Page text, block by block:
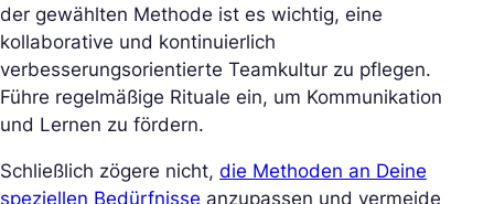
der gewählten Methode ist es wichtig, eine
kollaborative und kontinuierlich
verbesserungsorientierte Teamkultur zu pflegen.
Führe regelmäßige Rituale ein, um Kommunikation
und Lernen zu fördern.
Schließlich zögere nicht, die Methoden an Deine
speziellen Bedürfnisse anzupassen und vermeide